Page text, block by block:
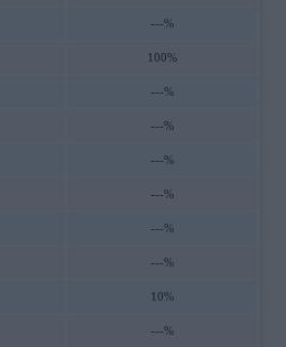
---%
100%
---%
---%
---%
---%
---%
---%
10%
---%